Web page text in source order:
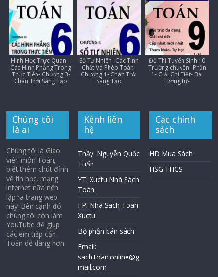
Hình Học Trực Quan –
Các Hình Phẳng Trong
Thực Tiễn- Chương 3-
Chân Trời Sáng Tạo
Số Tự Nhiên- Các Tính
Chất Và Phép Toán-
Chương 1- Chân Trời
Sáng Tạo
Đề Thi Tuyển Sinh 10
Trường chuyên- Phần
1- Giải Chi Tiết- Bài
tương tự-
Chúng tôi
là ai
Chúng tôi là Giáo
viên môn Toán,
biết thêm chút đỉnh
về tin học, mạng
internet nữa nên
lập ra trang web
này. Bên cạnh đó
chúng tôi còn làm
YouTube để giúp
các em tiếp cận
Toán dễ dàng hơn.
Kênh liên
hệ
Thầy: Nguyễn Quốc
Tuấn
YT: Xuctu Nhà Sách
Toán
FP: Nhà Sách Toán
Xuctu
Bộ phận bán sách
Email:
sach.toan.online@g
mail.com
Các chính
sách
HD Mua Sách
HSG THCS